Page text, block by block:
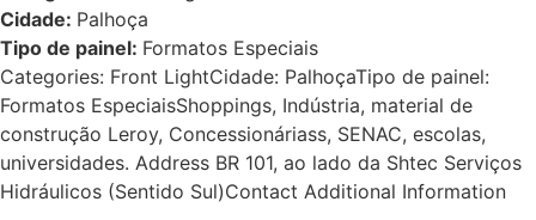
Cidade: Palhoça
Tipo de painel: Formatos Especiais
Categories: Front LightCidade: PalhoçaTipo de painel:
Formatos EspeciaisShoppings, Indústria, material de
construção Leroy, Concessionáriass, SENAC, escolas,
universidades. Address BR 101, ao lado da Shtec Serviços
Hidráulicos (Sentido Sul)Contact Additional Information